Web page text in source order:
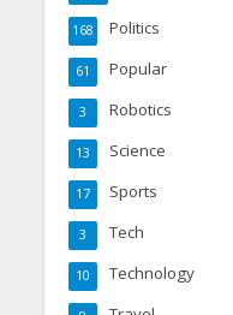
Politics
168
Popular
61
Robotics
3
Science
13
Sports
17
Tech
3
Technology
10